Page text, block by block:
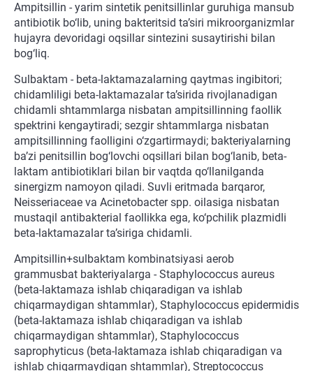
Ampitsillin - yarim sintetik penitsillinlar guruhiga mansub
antibiotik bo‘lib, uning bakteritsid ta’siri mikroorganizmlar
hujayra devoridagi oqsillar sintezini susaytirishi bilan
bog‘liq.
Sulbaktam - beta-laktamazalarning qaytmas ingibitori;
chidamliligi beta-laktamazalar ta’sirida rivojlanadigan
chidamli shtammlarga nisbatan ampitsillinning faollik
spektrini kengaytiradi; sezgir shtammlarga nisbatan
ampitsillinning faolligini o‘zgartirmaydi; bakteriyalarning
ba’zi penitsillin bog‘lovchi oqsillari bilan bog‘lanib, beta-
laktam antibiotiklari bilan bir vaqtda qo‘llanilganda
sinergizm namoyon qiladi. Suvli eritmada barqaror,
Neisseriaceae va Acinetobacter spp. oilasiga nisbatan
mustaqil antibakterial faollikka ega, ko‘pchilik plazmidli
beta-laktamazalar ta’siriga chidamli.
Ampitsillin+sulbaktam kombinatsiyasi aerob
grammusbat bakteriyalarga - Staphylococcus aureus
(beta-laktamaza ishlab chiqaradigan va ishlab
chiqarmaydigan shtammlar), Staphylococcus epidermidis
(beta-laktamaza ishlab chiqaradigan va ishlab
chiqarmaydigan shtammlar), Staphylococcus
saprophyticus (beta-laktamaza ishlab chiqaradigan va
ishlab chiqarmaydigan shtammlar), Streptococcus